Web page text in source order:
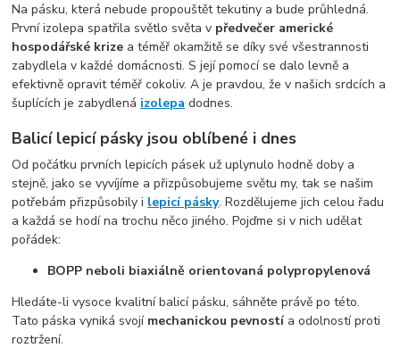
Na pásku, která nebude propouštět tekutiny a bude průhledná.
První izolepa spatřila světlo světa v předvečer americké
hospodářské krize a téměř okamžitě se díky své všestrannosti
zabydlela v každé domácnosti. S její pomocí se dalo levně a
efektivně opravit téměř cokoliv. A je pravdou, že v našich srdcích a
šuplících je zabydlená izolepa dodnes.
Balicí lepicí pásky jsou oblíbené i dnes
Od počátku prvních lepicích pásek už uplynulo hodně doby a
stejně, jako se vyvíjíme a přizpůsobujeme světu my, tak se našim
potřebám přizpůsobily i lepicí pásky. Rozdělujeme jich celou řadu
a každá se hodí na trochu něco jiného. Pojďme si v nich udělat
pořádek:
BOPP neboli biaxiálně orientovaná polypropylenová
Hledáte-li vysoce kvalitní balicí pásku, sáhněte právě po této.
Tato páska vyniká svojí mechanickou pevností a odolností proti
roztržení.